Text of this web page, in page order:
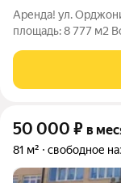
Аренда! ул.
площадь: 8 777 м2
машин. 3 этаж:
835 500
50 000 ₽ в
81 м² свободное